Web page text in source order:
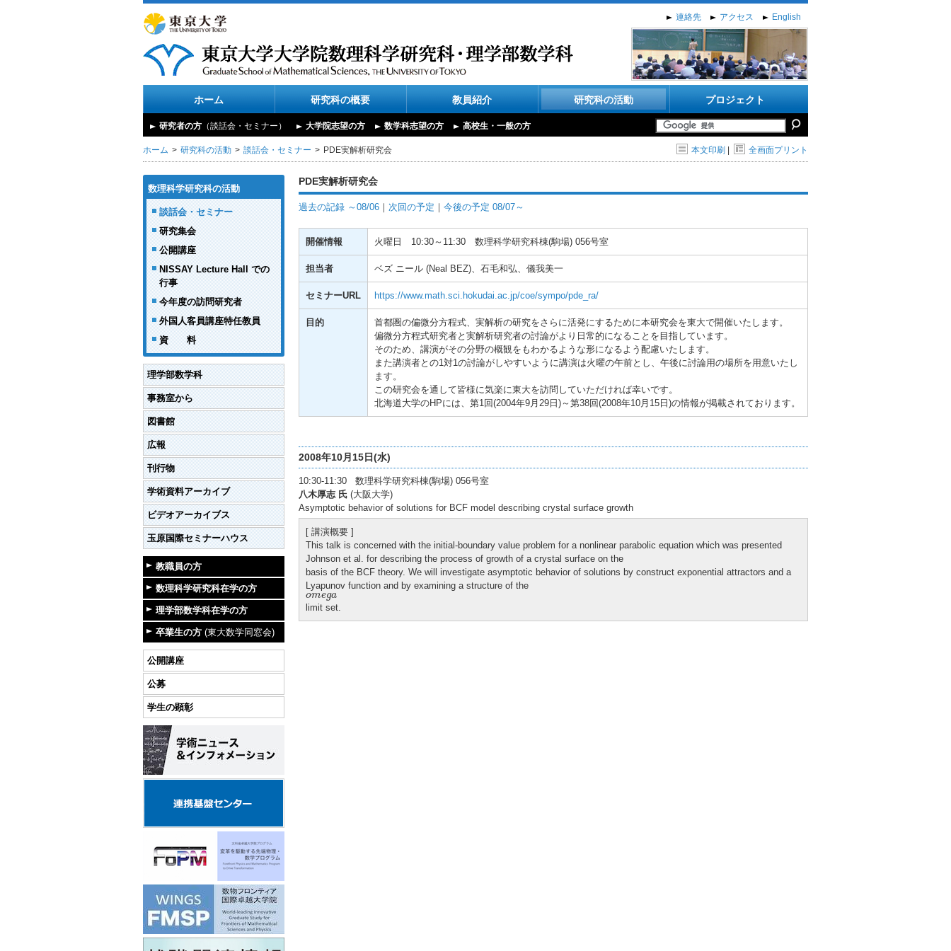
連絡先 アクセス English
ホーム 研究科の概要 教員紹介 研究科の活動 プロジェクト
研究者の方 （談話会・セミナー） 大学院志望の方 数学科志望の方 高校生・一般の方
ホーム 研究科の活動 談話会・セミナー PDE実解析研究会 本文印刷 全画面プリント
数理科学研究科の活動
談話会・セミナー
研究集会
公開講座
NISSAY Lecture Hall での
行事
今年度の訪問研究者
外国人客員講座特任教員
資 料
理学部数学科
事務室から
図書館
広報
刊行物
学術資料アーカイブ
ビデオアーカイブス
玉原国際セミナーハウス
教職員の方
数理科学研究科在学の方
理学部数学科在学の方
卒業生の方 (東大数学同窓会)
公開講座
公募
学生の顕彰
PDE実解析研究会
過去の記録 ～08/06 ｜ 次回の予定 ｜ 今後の予定 08/07～
開催情報 火曜日 10:30～11:30 数理科学研究科棟(駒場) 056号室
担当者 ベズ ニール (Neal BEZ)、石毛和弘、儀我美一
セミナーURL https://www.math.sci.hokudai.ac.jp/coe/sympo/pde_ra/
目的
首都圏の偏微分方程式、実解析の研究をさらに活発にするために本研究会を東大で開催いたします。
偏微分方程式研究者と実解析研究者の討論がより日常的になることを目指しています。
そのため、講演がその分野の概観をもわかるような形になるよう配慮いたします。
また講演者との1対1の討論がしやすいように講演は火曜の午前とし、午後に討論用の場所を用意いたし
ます。
この研究会を通して皆様に気楽に東大を訪問していただければ幸いです。
北海道大学のHPには、第1回(2004年9月29日)～第38回(2008年10月15日)の情報が掲載されております。
2008年10月15日(水)
10:30-11:30 数理科学研究科棟(駒場) 056号室
八木厚志 氏 (大阪大学)
Asymptotic behavior of solutions for BCF model describing crystal surface growth
[ 講演概要 ]
This talk is concerned with the initial-boundary value problem for a nonlinear parabolic equation which was presented
Johnson et al. for describing the process of growth of a crystal surface on the
basis of the BCF theory. We will investigate asymptotic behavior of solutions by construct exponential attractors and a
Lyapunov function and by examining a structure of the
omega
omega
limit set.